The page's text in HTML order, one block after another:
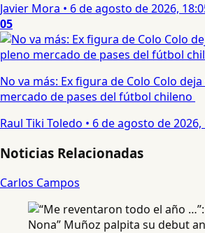
Javier Mora • 6 de agosto de 2026,
05
No va más: Ex figura de Colo Colo
mercado de pases del fútbol chileno
Raul Tiki Toledo • 6 de agosto de 2026,
Noticias Relacionadas
Carlos Campos